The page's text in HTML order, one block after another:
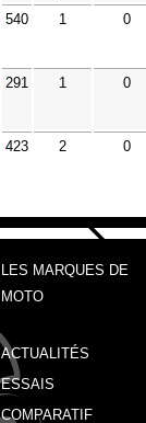
540 1 0
291 1 0
423 2 0
LES MARQUES DE
MOTO
ACTUALITÉS
ESSAIS
COMPARATIF